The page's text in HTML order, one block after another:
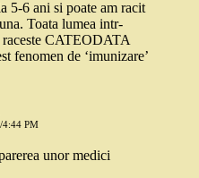
5-6 ani si poate am racit
Toata lumea intr-
raceste CATEODATA
fenomen de ‘imunizare’
4:44 PM
unor medici